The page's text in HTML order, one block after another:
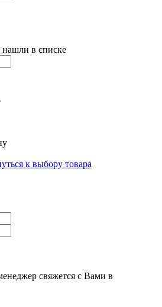
нашли в списке
к выбору товара
свяжется с Вами в